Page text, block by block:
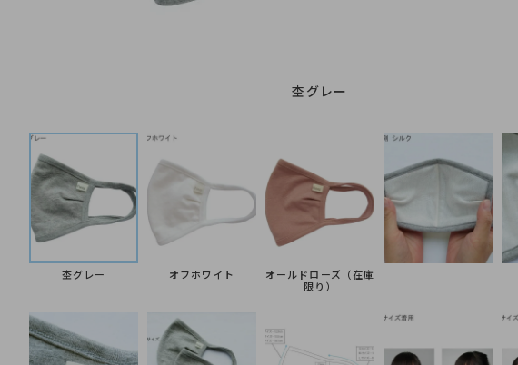
杢グレー
杢グレー オフホワイト
オールドローズ（在庫
限り）